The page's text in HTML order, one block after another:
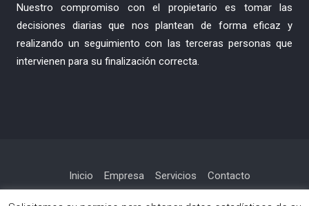
Nuestro compromiso con el propietario es tomar las
decisiones diarias que nos plantean de forma eficaz y
realizando un seguimiento con las terceras personas que
intervienen para su finalización correcta.
Inicio Empresa Servicios
Contacto
Política de privacidad